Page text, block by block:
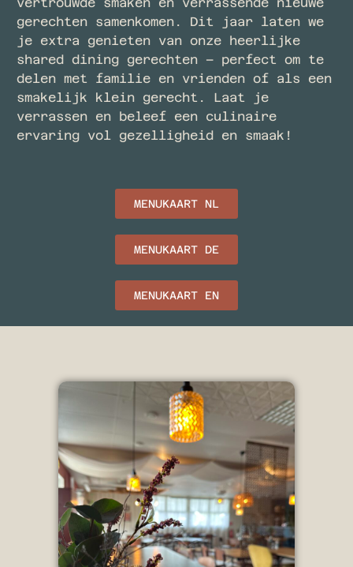
gerechten samenkomen. Dit jaar laten we
je extra genieten van onze heerlijke
shared dining gerechten – perfect om te
delen met familie en vrienden of als een
smakelijk klein gerecht. Laat je
verrassen en beleef een culinaire
ervaring vol gezelligheid en smaak!
MENUKAART NL
MENUKAART DE
MENUKAART EN